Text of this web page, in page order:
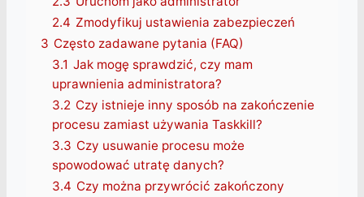
2.4 Zmodyfikuj ustawienia zabezpieczeń
3 Często zadawane pytania (FAQ)
3.1 Jak mogę sprawdzić, czy mam
uprawnienia administratora?
3.2 Czy istnieje inny sposób na zakończenie
procesu zamiast używania Taskkill?
3.3 Czy usuwanie procesu może
spowodować utratę danych?
3.4 Czy można przywrócić zakończony